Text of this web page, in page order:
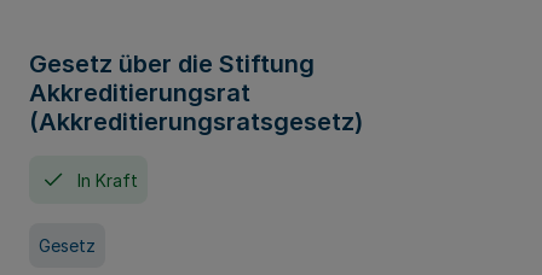
Gesetz über die Stiftung
Akkreditierungsrat
(Akkreditierungsratsgesetz)
In Kraft
Gesetz